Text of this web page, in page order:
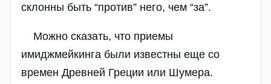
склонны быть “против” него, чем “за”.
Можно сказать, что приемы
имиджмейкинга были известны еще со
времен Древней Греции или Шумера.